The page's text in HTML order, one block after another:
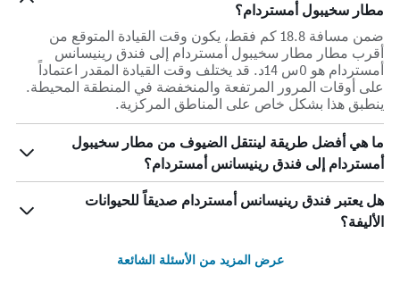
مطار سخيبول أمستردام؟
ضمن مسافة 18.8 كم فقط، يكون وقت القيادة المتوقع من
أقرب مطار مطار سخيبول أمستردام إلى فندق رينيسانس
أمستردام هو 0س 14د. قد يختلف وقت القيادة المقدر اعتماداً
على أوقات المرور المرتفعة والمنخفضة في المنطقة المحيطة.
ينطبق هذا بشكل خاص على المناطق المركزية.
ما هي أفضل طريقة لينتقل الضيوف من مطار سخيبول
أمستردام إلى فندق رينيسانس أمستردام؟
هل يعتبر فندق رينيسانس أمستردام صديقاً للحيوانات
الأليفة؟
عرض المزيد من الأسئلة الشائعة